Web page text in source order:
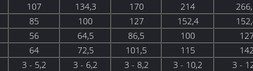
107 134,3 170 214
85 100 127 152,4
56 64,5 86,5 100
64 72,5 101,5 115
142
3 - 5,2 3 - 6,2 3 - 8,2 3 - 10,2
3 -